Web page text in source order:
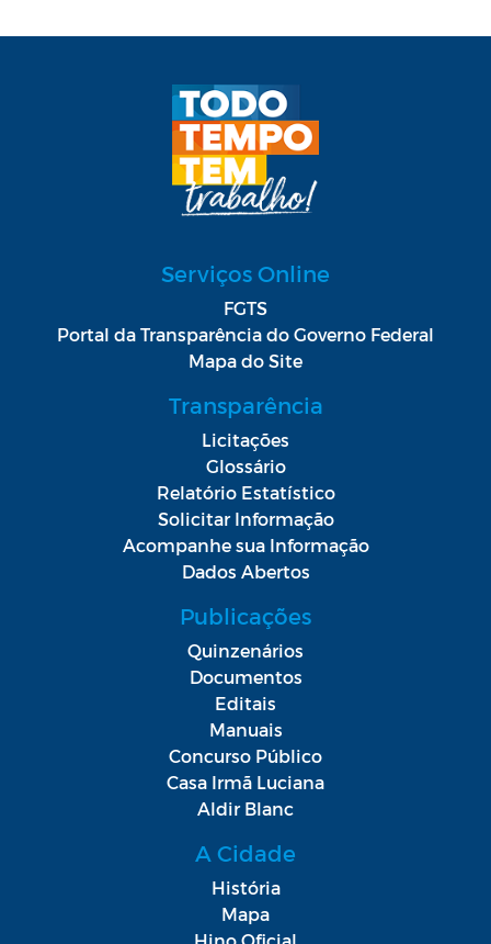
Serviços Online
FGTS
Portal da Transparência do Governo Federal
Mapa do Site
Transparência
Licitações
Glossário
Relatório Estatístico
Solicitar Informação
Acompanhe sua Informação
Dados Abertos
Publicações
Quinzenários
Documentos
Editais
Manuais
Concurso Público
Casa Irmã Luciana
Aldir Blanc
A Cidade
História
Mapa